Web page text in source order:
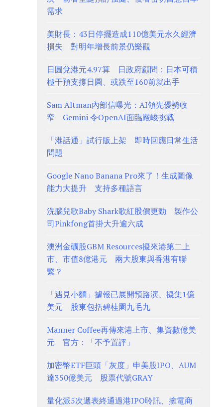
需求
美財長：43日停擺造成110億美元永久經濟
損失 對明年增長前景仍樂觀
日圓兌港元4.97算 日政府顧問：日本可積
極干預支撐日圓、或跌至160前就出手
Sam Altman內部信曝光：AI領先優勢收
窄 Gemini 令OpenAI面臨嚴峻挑戰
「港話通」試行版上架 即時回應日常生活
問題
Google Nano Banana Pro來了！生成圖像
能力大提升 支持多種語言
洗腦兒歌Baby Shark歌紅股價更勁 製作公
司Pinkfong首掛大升逾六成
澳洲金礦股GBM Resources擬來港第二上
市、市值8億港元 兩大股東與香港有聯
繫？
「遇見小麵」據報已展開預路演、擬集1億
美元 股東包括碧桂園九毛九
Manner Coffee再傳來港上市、集資數億美
元 官方：「不予置評」
加密幣ETF巨頭「灰度」申美股IPO、AUM
達350億美元 股票代號GRAY
量化派5次遞表終通過港IPO聆訊、擁電商